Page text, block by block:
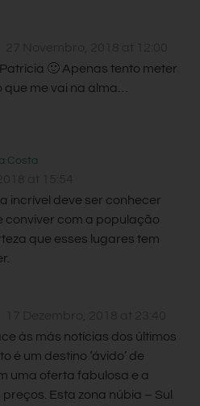
🙂 Apenas tento meter
que me vai na alma…
Costa
incrível deve ser conhecer
conviver com a população
que esses lugares tem
às más notícias dos últimos
é um destino ‘ávido’ de
uma oferta fabulosa e a
Esta zona núbia – Sul